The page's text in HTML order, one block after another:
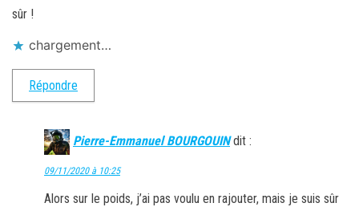
sûr !
chargement…
Répondre
Pierre-Emmanuel BOURGOUIN dit :
09/11/2020 à 10:25
Alors sur le poids, j’ai pas voulu en rajouter, mais je suis sûr